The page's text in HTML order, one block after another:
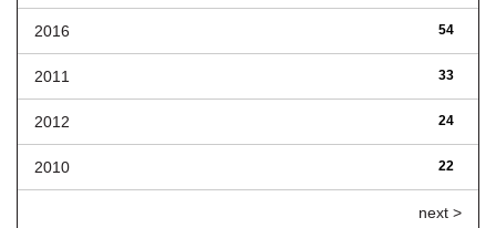
54
2016
33
2011
24
2012
22
2010
next >